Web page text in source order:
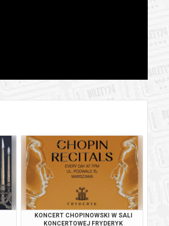
BILETY
od 65,00 pln BILETY
od 95,00 pln BILETY
od 65,00 pln BILETY
KONCERT CHOPINOWSKI W SALI
KONCERTOWEJ FRYDERYK